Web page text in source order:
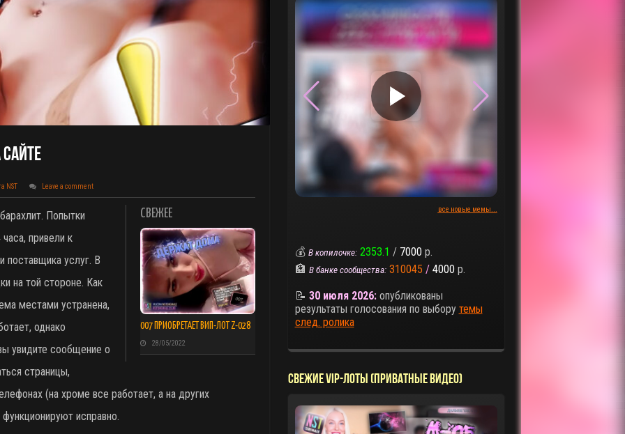
NST Leave a comment
СВЕЖЕЕ
007 ПРИОБРЕТАЕТ ВИП-ЛОТ Z-028
28/05/2022
Попытки
привели к
поставщика услуг. В
на той стороне. Как
местами устранена,
однако
увидите сообщение о
страницы,
(на хроме все работает, а на других
исправно.
▶
все новые мемы...
💰 В копилочке: 2353.1 / 7000 р.
🏦 В банке сообщества: 310045 / 4000 р.
📝 30 июля 2026:опубликованы
результаты голосования по выбору темы
след. ролика
СВЕЖИЕ VIP-ЛОТЫ (ПРИВАТНЫЕ ВИДЕО)